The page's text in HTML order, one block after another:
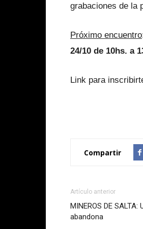
grabaciones de la
Próximo encuentro
24/10 de 10hs. a
Link para
Compartir
Artículo anterior
MINEROS DE
abandona